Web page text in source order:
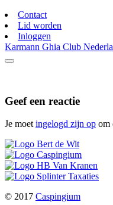
Contact
Lid worden
Inloggen
Karmann Ghia Club
Geef een reactie
Je moet ingelogd zijn op om
© 2017 Caspingium